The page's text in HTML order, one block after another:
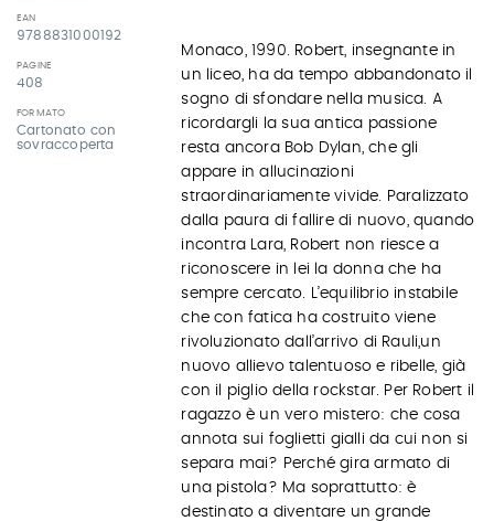
EAN
9788831000192
PAGINE
408
FORMATO
Cartonato con
sovraccoperta
Monaco, 1990. Robert, insegnante in
un liceo, ha da tempo abbandonato il
sogno di sfondare nella musica. A
ricordargli la sua antica passione
resta ancora Bob Dylan, che gli
appare in allucinazioni
straordinariamente vivide. Paralizzato
dalla paura di fallire di nuovo, quando
incontra Lara, Robert non riesce a
riconoscere in lei la donna che ha
sempre cercato. L’equilibrio instabile
che con fatica ha costruito viene
rivoluzionato dall’arrivo di Rauli,un
nuovo allievo talentuoso e ribelle, già
con il piglio della rockstar. Per Robert il
ragazzo è un vero mistero: che cosa
annota sui foglietti gialli da cui non si
separa mai? Perché gira armato di
una pistola? Ma soprattutto: è
destinato a diventare un grande